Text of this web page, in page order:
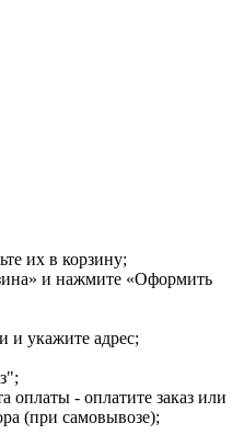
их в корзину;
и нажмите «Оформить
и укажите адрес;
оплаты - оплатите заказ или
(при самовывозе);